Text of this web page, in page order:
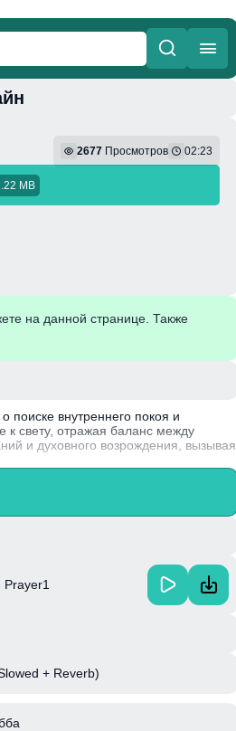
2677 Просмотров 02:23
MB
на данной странице. Также
внутреннего покоя и
свету, отражая баланс между
и духовного возрождения, вызывая
черпает вдохновение из своих
Prayer1
+ Reverb)